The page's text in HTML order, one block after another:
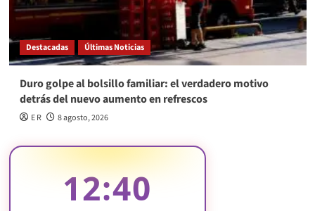
Destacadas Últimas Noticias
Duro golpe al bolsillo familiar: el verdadero motivo
detrás del nuevo aumento en refrescos
E R 8 agosto, 2026
12:41